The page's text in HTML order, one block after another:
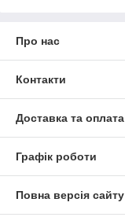
Про нас
Контакти
Доставка та оплата
Графік роботи
Повна версія сайту